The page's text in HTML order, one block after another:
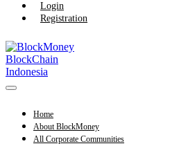
Login
Registration
Menu
Home
About BlockMoney
All Corporate Communities